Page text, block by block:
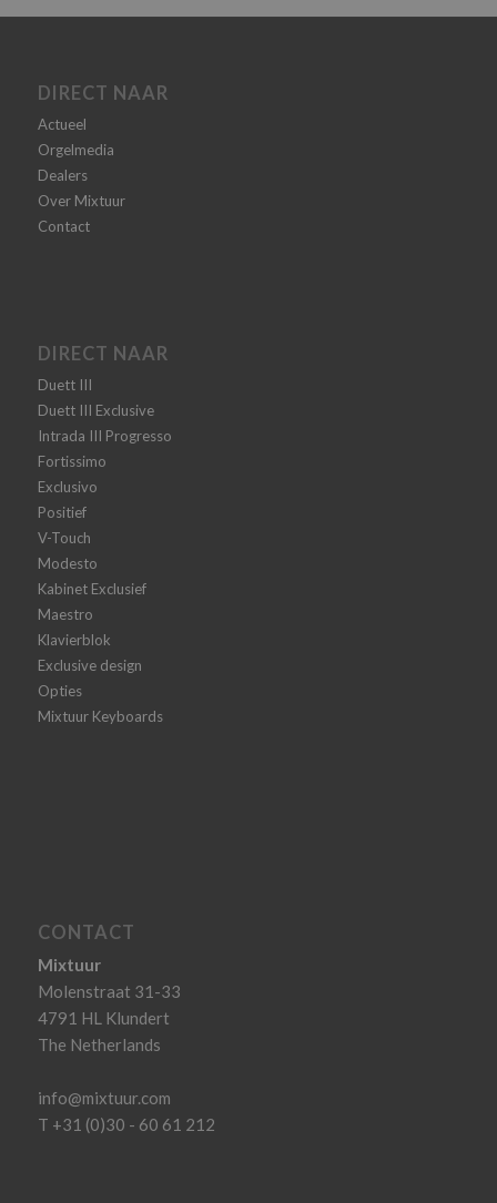
DIRECT NAAR
Actueel
Orgelmedia
Dealers
Over Mixtuur
Contact
DIRECT NAAR
Duett III
Duett III Exclusive
Intrada III Progresso
Fortissimo
Exclusivo
Positief
V-Touch
Modesto
Kabinet Exclusief
Maestro
Klavierblok
Exclusive design
Opties
Mixtuur Keyboards
CONTACT
Mixtuur
Molenstraat 31-33
4791 HL Klundert
The Netherlands
info@mixtuur.com
T +31 (0)30 - 60 61 212